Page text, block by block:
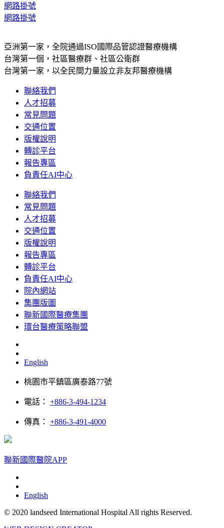
網路掛號
網路掛號
亞洲第一家，全院通過ISO國際品管認證醫療機構
台灣第一個，社區醫療群、社區公衛群
台灣第一家，以全民間力量設立非友邦醫療機構
聯絡我們
人才招募
常見問題
交通位置
版權說明
轉診平台
報告專區
負責任AI中心
聯絡我們
常見問題
人才招募
交通位置
版權說明
報告專區
轉診平台
負責任AI中心
院內網站
集團版圖
聯新國際醫療集團
環台醫療策略聯盟
English
桃園市平鎮區廣泰路77號
電話： +886-3-494-1234
傳真： +886-3-491-4000
聯新國際醫院APP
English
© 2020 landseed International Hospital All rights Reserved.